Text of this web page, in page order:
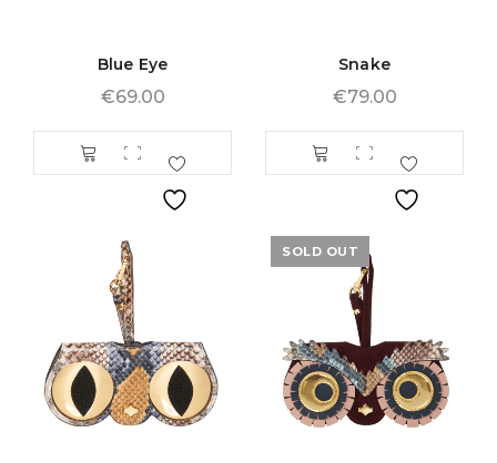
Blue Eye
€69.00
Snake
€79.00
SOLD OUT